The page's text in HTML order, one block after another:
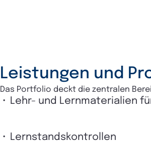
Leistungen und
Das Portfolio deckt die zentralen
Lehr- und Lernmaterialien
Lernstandskontrollen